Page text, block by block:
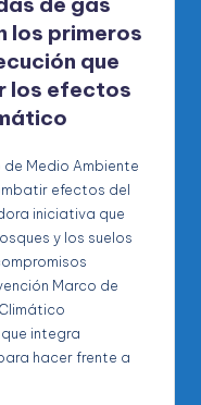
los primeros
que
los efectos
de Medio Ambiente
efectos del
iniciativa que
y los suelos
Marco de
integra
hacer frente a